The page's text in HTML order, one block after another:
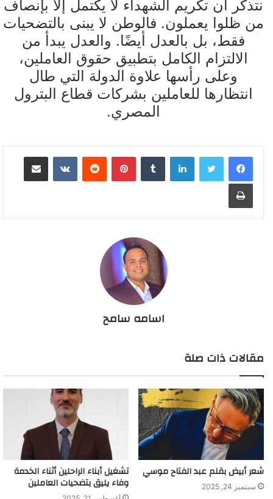
نتذكر أن تكريم الشهداء لا يكتمل إلا بإنصاف
من ظلوا يعملون. فالوطن لا يبنى بالتضحيات
فقط، بل بالعدل أيضًا. والعدل يبدأ من
الالتزام الكامل بتطبيق حقوق العاملين،
وعلى رأسها علاوة الدولة التي طال
انتظارها للعاملين بشركات قطاع البترول
المصري.
لينكدإن بينتيريست مشاركة عبر البريد
طباعة
اسامه سامح
مقالات ذات صلة
شعر أبيض بقلم عبد الفتاح موسي
سبتمبر 24, 2025
تشغيل أبناء الراحلين أثناء الخدمة
وفاء يليق بتضحيات العاملين